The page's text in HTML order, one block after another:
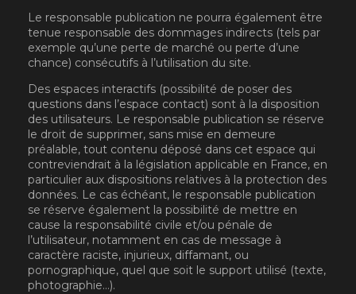
Le responsable publication ne pourra également être
tenue responsable des dommages indirects (tels par
exemple qu’une perte de marché ou perte d’une
chance) consécutifs à l’utilisation du site.
Des espaces interactifs (possibilité de poser des
questions dans l’espace contact) sont à la disposition
des utilisateurs. Le responsable publication se réserve
le droit de supprimer, sans mise en demeure
préalable, tout contenu déposé dans cet espace qui
contreviendrait à la législation applicable en France, en
particulier aux dispositions relatives à la protection des
données. Le cas échéant, le responsable publication
se réserve également la possibilité de mettre en
cause la responsabilité civile et/ou pénale de
l’utilisateur, notamment en cas de message à
caractère raciste, injurieux, diffamant, ou
pornographique, quel que soit le support utilisé (texte,
photographie…).